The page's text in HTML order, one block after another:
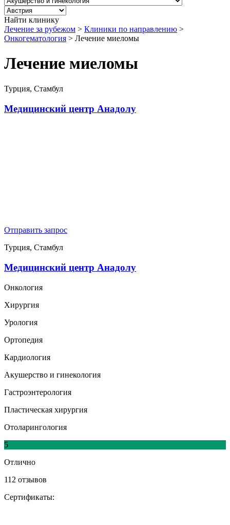
Найти клинику
Лечение за рубежом > Клиники по направлению >
Онкогематология > Лечение миеломы
Лечение миеломы
Турция, Стамбул
Медицинский центр Анадолу
Отправить запрос
Турция, Стамбул
Медицинский центр Анадолу
Онкология
Хирургия
Урология
Ортопедия
Кардиология
Акушерство и гинекология
Гастроэнтерология
Пластическая хирургия
Отоларингология
5
Отлично
112 отзывов
Сертификаты: